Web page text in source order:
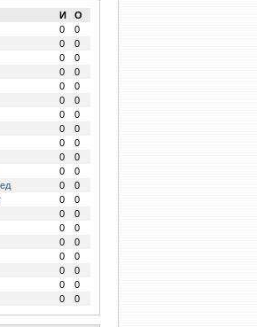
И
О
0
0
0
0
0
0
0
0
0
0
0
0
0
0
0
0
0
0
0
0
0
0
0
0
0
0
0
0
0
0
0
0
0
0
0
0
0
0
0 0